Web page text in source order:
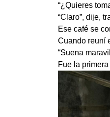
“¿Quieres
“Claro”, dije,
Ese café se
Cuando reuní
“Suena
Fue la